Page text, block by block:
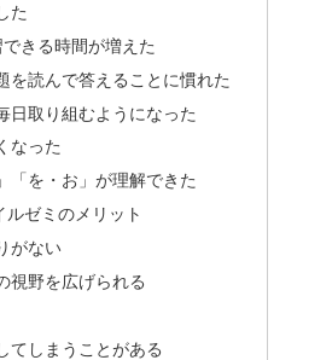
た
きる時間が増えた
を読んで答えることに慣れた
日取り組むようになった
なった
「を・お」が理解できた
ルゼミのメリット
がない
視野を広げられる
てしまうことがある